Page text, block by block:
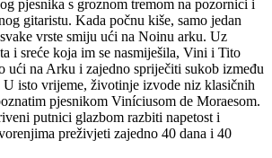
pjesnika s groznom tremom na pozornici i
gitaristu. Kada počnu kiše, samo jedan
vrste smiju ući na Noinu arku. Uz
i sreće koja im se nasmiješila, Vini i Tito
ući na Arku i zajedno spriječiti sukob između
U isto vrijeme, životinje izvode niz klasičnih
pjesnikom Viníciusom de Moraesom.
putnici glazbom razbiti napetost i
preživjeti zajedno 40 dana i 40